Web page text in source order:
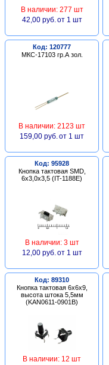
В наличии: 277 шт
42,00 руб. от 1 шт
Код: 120777
МКС-17103 гр.А зол.
В наличии: 2123 шт
159,00 руб. от 1 шт
Код: 95928
Кнопка тактовая SMD,
6х3,0х3,5 (IT-1188E)
В наличии: 3 шт
12,00 руб. от 1 шт
Код: 89310
Кнопка тактовая 6х6х9,
высота штока 5,5мм
(KAN0611-0901B)
В наличии: 12 шт